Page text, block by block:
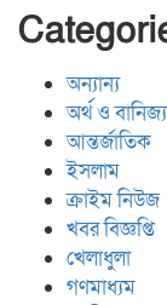
অন্যান্য
অর্থ ও বানিজ্য
আন্তর্জাতিক
ইসলাম
ক্রাইম নিউজ
খবর বিজ্ঞপ্তি
খেলাধুলা
গণমাধ্যম